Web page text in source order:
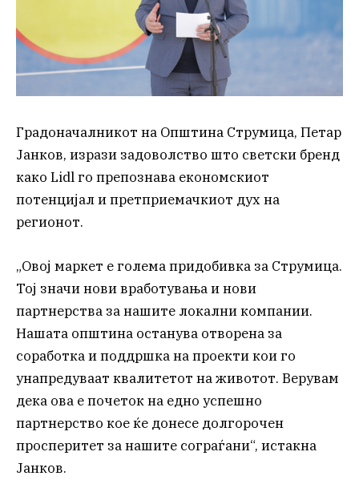
Градоначалникот на Општина Струмица, Петар
Јанков, изрази задоволство што светски бренд
како Lidl го препознава економскиот
потенцијал и претприемачкиот дух на
регионот.
„Овој маркет е голема придобивка за Струмица.
Тој значи нови вработувања и нови
партнерства за нашите локални компании.
Нашата општина останува отворена за
соработка и поддршка на проекти кои го
унапредуваат квалитетот на животот. Верувам
дека ова е почеток на едно успешно
партнерство кое ќе донесе долгорочен
просперитет за нашите сограѓани“, истакна
Јанков.